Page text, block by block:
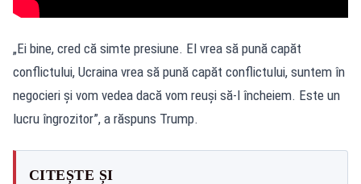
„Ei bine, cred că simte presiune. El vrea să pună capăt
conflictului, Ucraina vrea să pună capăt conflictului, suntem în
negocieri și vom vedea dacă vom reuși să-l încheiem. Este un
lucru îngrozitor”, a răspuns Trump.
CITEȘTE ȘI